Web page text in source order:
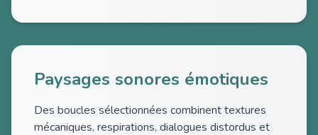
Paysages sonores émotiques
Des boucles sélectionnées combinent textures
mécaniques, respirations, dialogues distordus et